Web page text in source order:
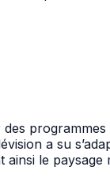
a su
le